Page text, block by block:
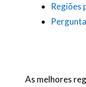
Regiões
As melhores